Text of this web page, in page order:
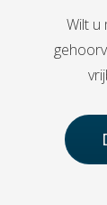
Wilt u